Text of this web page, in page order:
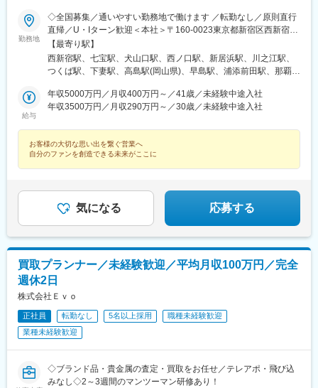
駅、新守谷駅、流山おおたかの森駅、南柏駅、明大前駅、塚原
駅、瀬谷駅、北茅ケ崎駅、千葉ニュータウン中央駅、柏駅、西小
泉駅、公津の杜駅、八街駅、茂原駅、牛浜駅、藤沢駅、雑色駅、
西立川駅、北八王子駅、三鷹駅、曳舟駅、西葛西駅、逗子駅、宮
崎台駅、並木北駅、古淵駅、矢板駅、北真岡駅、伊勢原駅、淵野
港駅(大阪モノレール)、狛江駅、芳賀台駅、学園前駅(奈良県)、上
保原駅、肥後橋駅、下板橋駅、登戸駅、東伏見駅、下総中山駅、
山陽女学園前駅、球場前駅(高知県)、大江橋駅、宇都宮駅東口駅
勤務地
◇全国募集／通いやすい勤務地で働けます ／転勤なし／原則直行
直帰／U・Iターン歓迎＜本社＞〒160-0023東京都新宿区西新宿五
丁目1番1号 住友不動産新宿ファーストタワー3階※転居を伴う転
勤はありません。■その他勤務地・都内23区、関東のプロジェク
ト先やご希望の全国
【最寄り駅】
西新宿駅、七宝駅、犬山口駅、西ノ口駅、新居浜駅、川之江駅、
つくば駅、下妻駅、高島駅(岡山県)、早島駅、浦添前田駅、那覇空
くりこま高原駅、長町一丁目駅、宇治駅(奈良線)、久津川駅、山城
青谷駅、天ケ瀬駅、有佐駅、吉井駅(群馬県)、前橋大島駅、広駅、
駅(三重県)、三瀬谷駅、南鳥海駅、鶴岡駅、赤湯駅、奈古駅、日野
駅(滋賀県)、堅田駅、近江長岡駅、十文字駅、扇田駅、三ツ境駅、
公園駅、蛍池駅、津久見駅、松浦駅、石橋駅(長崎県)、上田駅、小
作駅、和泉多摩川駅、井荻駅、阿波山川駅、石井駅(徳島県)、南小
松島駅、ゆいの杜東駅、高久駅、五位堂駅、富雄駅、西加積駅、
東野尻駅、ハーモニーホール駅、遠賀川駅、行橋駅、糸島高校前
駅、保原駅、会津若松駅、原ノ町駅、山陽網干駅、三木駅(神戸電
鉄線)、南小樽駅、稲積公園駅、苫小牧駅、和歌山港駅、淀屋橋
駅、大山駅(東京都)、モレラ岐阜駅、千歳駅(北海道)、卸町駅(宮城
県)、伏屋駅、吉塚駅、伊予三島駅、友部駅、花崎駅、偕楽園駅、
守谷駅、ゆめみ野駅、北春日部駅、上星川駅、善行駅、三崎口
駅、内宿駅、柏の葉キャンパス駅、岩瀬駅、古河駅、鶴瀬駅、東
武動物公園駅、上板橋駅、本厚木駅、亀戸水神駅、東千葉駅、高
田駅(神奈川県)、向ケ丘遊園駅、北山田駅(神奈川県)、西武柳沢
駅、川和町駅、雀宮駅、岡本駅(栃木県)、木更津駅、北松戸駅、武
里駅、栗橋駅、樅山駅、湯河原駅、松戸駅、東富岡駅、新鹿沼
駅、楡木駅、原木中山駅、東林間駅、東武宇都宮駅、秩父駅、小
給与
年収5000万円／月収400万円～／41歳／未経験中途入社
年収3500万円／月収290万円～／30歳／未経験中途入社
お客様の大切な思い出を繋ぐ営業へ
自分のファンを創造できる未来がここに
気になる 応募する
買取プランナー／未経験歓迎／平均月収100万円／完全
週休2日
株式会社Ｅｖｏ
正社員 転勤なし 5名以上採用
職種未経験歓迎
業種未経験歓迎
◇ブランド品・貴金属の査定・買取をお任せ／テレアポ・飛び込
みなし◇2～3週間のマンツーマン研修あり！